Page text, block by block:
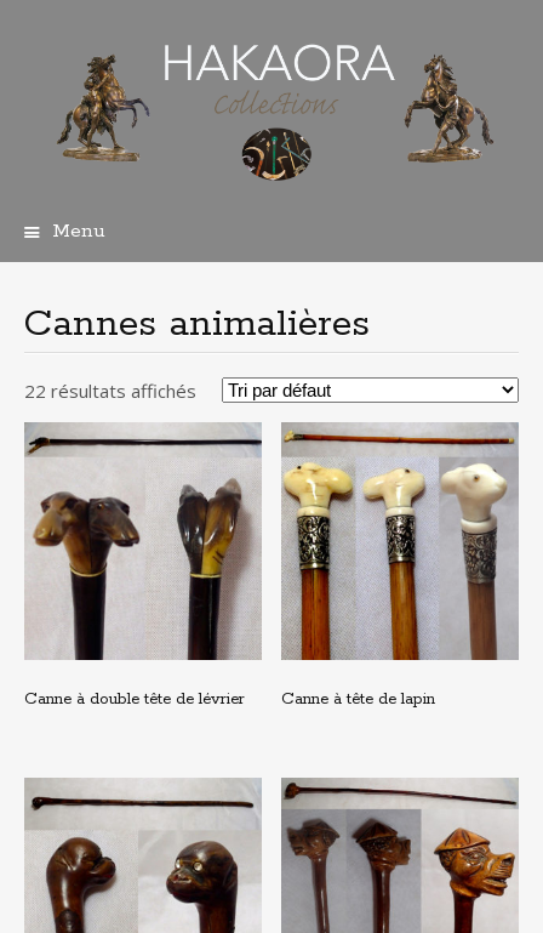
Menu
principal
Cannes animalières
22 résultats affichés
Canne à double tête de lévrier Canne à tête de lapin